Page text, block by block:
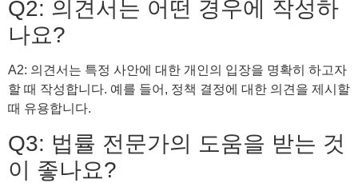
Q2: 의견서는 어떤 경우에 작성하
나요?
A2: 의견서는 특정 사안에 대한 개인의 입장을 명확히 하고자
할 때 작성합니다. 예를 들어, 정책 결정에 대한 의견을 제시할
때 유용합니다.
Q3: 법률 전문가의 도움을 받는 것
이 좋나요?